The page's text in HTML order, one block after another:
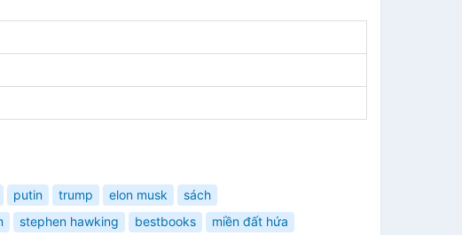
putin trump elon musk
sách
stephen hawking bestbooks
miền đất hứa